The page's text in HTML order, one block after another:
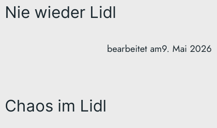
Nie wieder Lidl
bearbeitet am9. Mai 2026
Chaos im Lidl